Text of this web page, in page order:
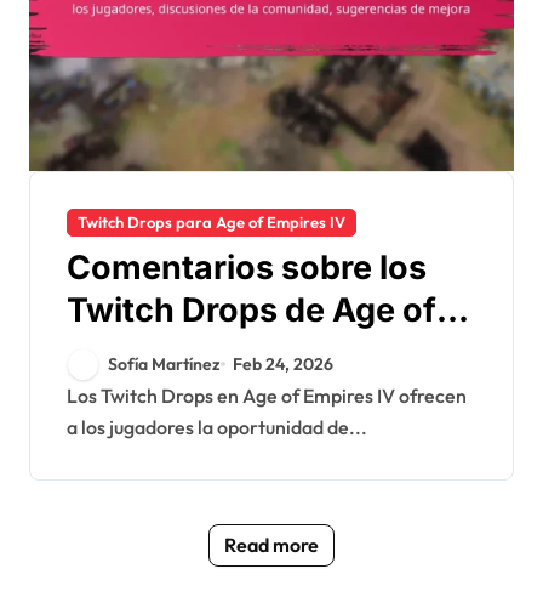
Twitch Drops para Age of Empires IV
Comentarios sobre los
Twitch Drops de Age of
Empires IV: experiencias
de los jugadores,
discusiones de la
comunidad, sugerencias
de mejora
Sofía Martínez Feb 24, 2026
Los Twitch Drops en Age of Empires IV ofrecen
a los jugadores la oportunidad de...
Read more